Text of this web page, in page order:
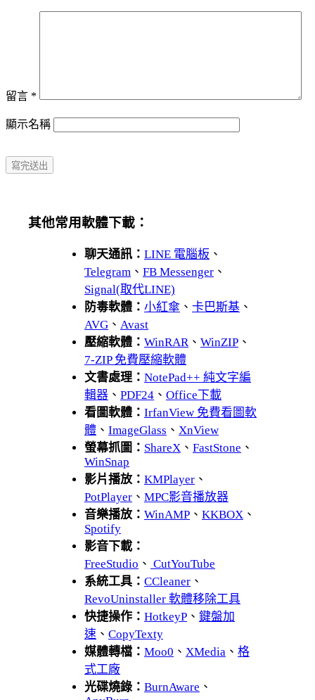
留言 *
顯示名稱
其他常用軟體下載：
聊天通訊： LINE 電腦板 、
Telegram 、 FB Messenger 、
Signal(取代LINE)
防毒軟體： 小紅傘 、 卡巴斯基 、
AVG 、 Avast
壓縮軟體： WinRAR 、 WinZIP 、
7-ZIP 免費壓縮軟體
文書處理： NotePad++ 純文字編
輯器 、 PDF24 、 Office下載
看圖軟體： IrfanView 免費看圖軟
體 、 ImageGlass 、 XnView
螢幕抓圖： ShareX 、 FastStone 、
WinSnap
影片播放： KMPlayer 、
PotPlayer 、 MPC影音播放器
音樂播放： WinAMP 、 KKBOX 、
Spotify
影音下載：
FreeStudio 、 CutYouTube
系統工具： CCleaner 、
RevoUninstaller 軟體移除工具
快捷操作： HotkeyP 、 鍵盤加
速 、 CopyTexty
媒體轉檔： Moo0 、 XMedia 、 格
式工廠
光碟燒錄： BurnAware 、